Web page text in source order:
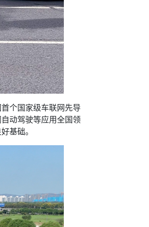
个国家级车联网先导
动驾驶等应用全国领
基础。